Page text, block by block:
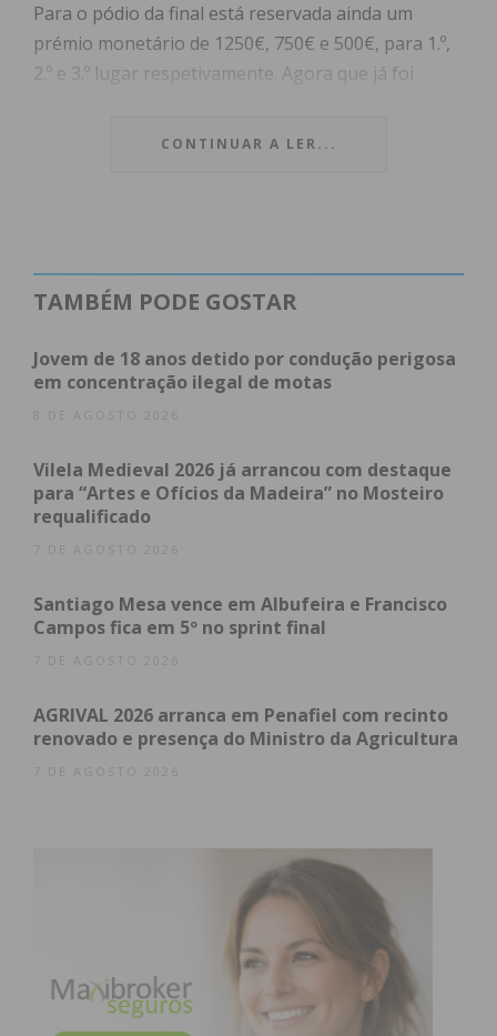
Para o pódio da final está reservada ainda um
prémio monetário de 1250€, 750€ e 500€, para 1.º,
2.º e 3.º lugar respetivamente. Agora que já foi
apuramento, está pronta a fase final.
pelas 20h30.
O desfile terá início na zona de concentração, com
ao Carvalho Antigo, descendo a Rua Dr. Leão de
entrada do Coreto Municipal, onde seguirão em
direção ao Pelourinho, terminando o percurso.
Os carros seguirão depois para o Jardim Municipal,
onde ficarão em exposição para apreciação dos
O evento está a ser organizado com o apoio da
Câmara Municipal de Paços de Ferreira e a entrada
Subscreva a newsletter do
Imediato
Assine nossa newsletter por e-mail e
obtenha de forma regular a informação
atualizada.
CONTINUAR A LER...
TAMBÉM PODE GOSTAR
Jovem de 18 anos detido por condução perigosa
em concentração ilegal de motas
8 DE AGOSTO 2026
Vilela Medieval 2026 já arrancou com destaque
para “Artes e Ofícios da Madeira” no Mosteiro
requalificado
7 DE AGOSTO 2026
Santiago Mesa vence em Albufeira e Francisco
Campos fica em 5º no sprint final
7 DE AGOSTO 2026
AGRIVAL 2026 arranca em Penafiel com recinto
renovado e presença do Ministro da Agricultura
7 DE AGOSTO 2026